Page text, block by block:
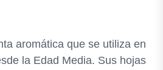
aromática que se utiliza en
la Edad Media. Sus hojas